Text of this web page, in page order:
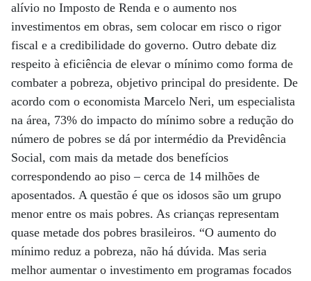
alívio no Imposto de Renda e o aumento nos
investimentos em obras, sem colocar em risco o rigor
fiscal e a credibilidade do governo. Outro debate diz
respeito à eficiência de elevar o mínimo como forma de
combater a pobreza, objetivo principal do presidente. De
acordo com o economista Marcelo Neri, um especialista
na área, 73% do impacto do mínimo sobre a redução do
número de pobres se dá por intermédio da Previdência
Social, com mais da metade dos benefícios
correspondendo ao piso – cerca de 14 milhões de
aposentados. A questão é que os idosos são um grupo
menor entre os mais pobres. As crianças representam
quase metade dos pobres brasileiros. “O aumento do
mínimo reduz a pobreza, não há dúvida. Mas seria
melhor aumentar o investimento em programas focados